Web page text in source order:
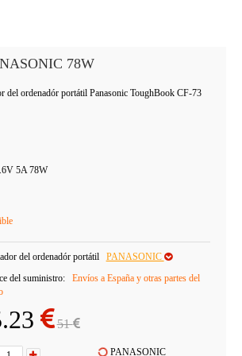
78W
del ordenadór portátil Panasonic ToughBook CF-73
5A 78W
del ordenadór portátil
PANASONIC
del suministro:
Envíos a España y otras partes del
51
PANASONIC